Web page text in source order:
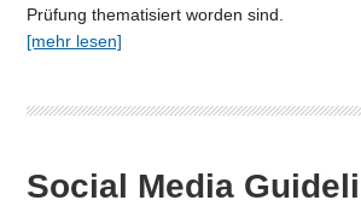
Prüfung thematisiert worden sind.
[mehr lesen]
Social Media